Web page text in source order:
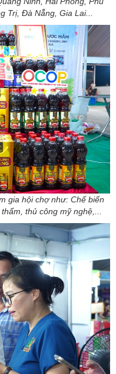
Trị, Đà Nẵng, Gia Lai...
gia hội chợ như: Chế biến
thủ công mỹ nghệ,...